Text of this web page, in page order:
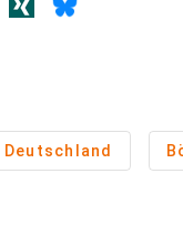
Deutschland